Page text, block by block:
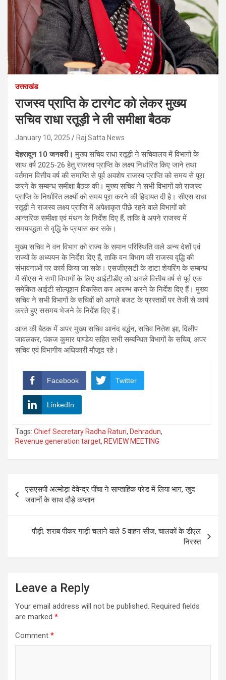
उत्तराखंड
राजस्व प्राप्ति के टारगेट को लेकर मुख्य
सचिव राधा रतूड़ी ने ली समीक्षा बैठक
January 10, 2025 Raj Satta News
देहरादून 10 जनवरी। मुख्य सचिव राधा रतूड़ी ने सचिवालय में विभागों के
साथ वर्ष 2025-26 हेतु राजस्व प्राप्ति के लक्ष्य निर्धारित किए जाने तथा
वर्तमान वित्तीय वर्ष की समाप्ति से पूर्व अवशेष राजस्व प्राप्ति को समय से पूरा
करने के सम्बन्ध समीक्षा बैठक की। मुख्य सचिव ने सभी विभागों को राजस्व
प्राप्ति के निर्धारित लक्ष्यों को समय पूरा करने की हिदायत दी है। सीएस राधा
रतूड़ी ने राजस्व लक्ष्य प्राप्ति में अपेक्षाकृत पीछे रहने वाले विभागों को
आन्तरिक समीक्षा एवं मंथन के निर्देश दिए हैं, ताकि वे अपने राजस्व में
समयबद्धता से वृद्धि के प्रयास कर सके।
मुख्य सचिव ने वन विभाग को राज्य के समान परिस्थिति वाले अन्य देशों एवं
राज्यों के अध्ययन के निर्देश दिए हैं, ताकि वन विभाग की राजस्व वृद्धि की
संभावनाओं पर कार्य किया जा सके। एसजीएसटी के डाटा शेयरिंग के सम्बन्ध
में सीएस ने सभी विभागों के लिए आईटीडीए को अगले वित्तीय वर्ष से पूर्व एक
समेकित आईटी सोल्यूशन विकसित कर आरम्भ करने के निर्देश दिए हैं। मुख्य
सचिव ने सभी विभागों के सचिवों को अगले बजट के प्रस्तावों पर तेजी से कार्य
करते हुए ससमय भेजने के निर्देश दिए हैं।
आज की बैठक में अपर मुख्य सचिव आनंद बर्द्धन, सचिव नितेश झा, दिलीप
जावलकर, पंकज कुमार पाण्डेय सहित सभी सम्बन्धित विभागों के सचिव, अपर
सचिव एवं विभागीय अधिकारी मौजूद रहे।
Facebook Twitter
LinkedIn
Tags: Chief Secretary Radha Raturi, Dehradun,
Revenue generation target, REVIEW MEETING
navigation
एसएसपी अल्मोड़ा देवेन्द्र पींचा ने साप्ताहिक परेड में लिया भाग, खुद
जवानों के साथ दौड़े कप्तान
पौड़ी: शराब पीकर गाड़ी चलाने वाले 5 वाहन सीज, चालकों के डीएल
निरस्त
Leave a Reply
Your email address will not be published. Required fields
are marked *
Comment *